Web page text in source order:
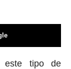
este tipo de